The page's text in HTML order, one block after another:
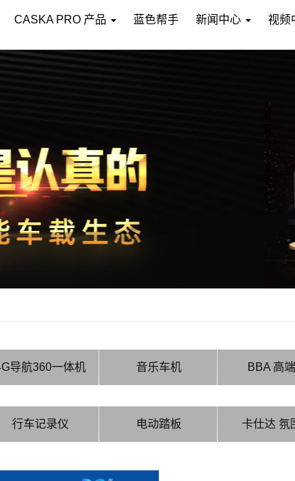
CASKA PRO 产品 蓝色帮手 新闻中心 视频
导航360一体机 音乐车机 BBA 高
行车记录仪 电动踏板 卡仕达 氛